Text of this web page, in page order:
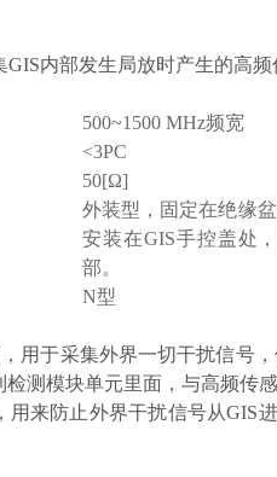
内部发生局放时产生的高
500~1500 MHz频宽
<3PC
50[Ω]
外装型，固定在绝缘
安装在GIS手控盖处
部。
N型
用于采集外界一切干扰信号
测模块单元里面，与高频传
用来防止外界干扰信号从GIS